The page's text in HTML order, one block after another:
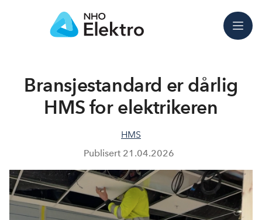
Meny
Bransjestandard er dårlig
HMS for elektrikeren
HMS
Publisert 21.04.2026